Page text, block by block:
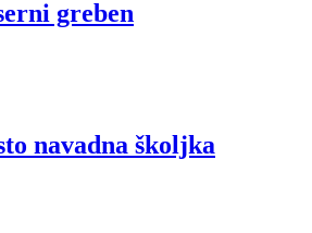
greben
navadna školjka